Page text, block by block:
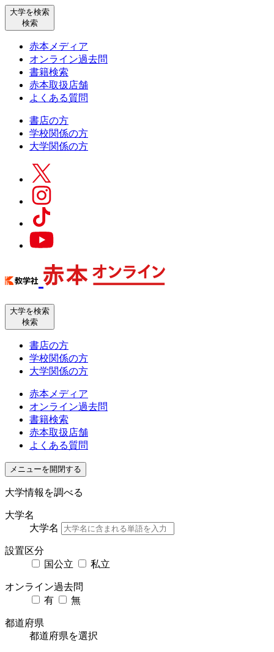
大学を検索
検索
赤本メディア
オンライン過去問
書籍検索
赤本取扱店舗
よくある質問
書店の方
学校関係の方
大学関係の方
大学を検索
検索
書店の方
学校関係の方
大学関係の方
赤本メディア
オンライン過去問
書籍検索
赤本取扱店舗
よくある質問
メニューを開閉する
大学情報を調べる
大学名
大学名
設置区分
国公立
私立
オンライン過去問
有
無
都道府県
都道府県を選択